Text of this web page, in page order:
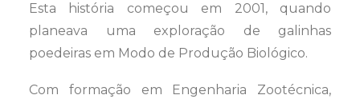
Esta história começou em 2001, quando
planeava uma exploração de galinhas
poedeiras em Modo de Produção Biológico.
Com formação em Engenharia Zootécnica,